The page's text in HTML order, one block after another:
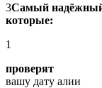
3Самый надёжный
которые:
1
проверят
вашу дату алии